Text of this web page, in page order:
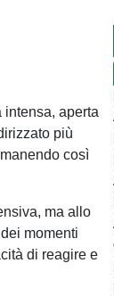
intensa, aperta
più
così
ma allo
momenti
di reagire e